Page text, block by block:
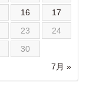
7月 »
16
17
23
24
30